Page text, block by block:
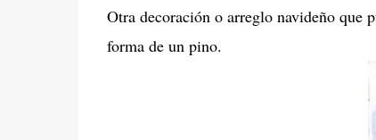
Otra decoración o arreglo navideño que
forma de un pino.